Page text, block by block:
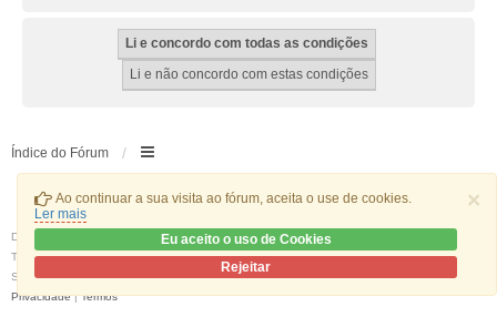
×
Ao continuar a sua visita ao fórum, aceita o use de cookies.
Ler mais
Eu aceito o uso de Cookies
Rejeitar
Índice do Fórum
Desenvolvido por
® Forum Software © phpBB Limited
Traduzido por:phpBB Portugal
Stylewe_universalcreated by INVENTEA & v12mike
Privacidade|Termos